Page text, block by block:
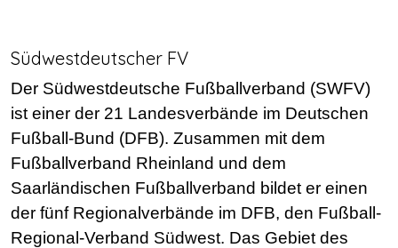
Südwestdeutscher FV
Der Südwestdeutsche Fußballverband (SWFV)
ist einer der 21 Landesverbände im Deutschen
Fußball-Bund (DFB). Zusammen mit dem
Fußballverband Rheinland und dem
Saarländischen Fußballverband bildet er einen
der fünf Regionalverbände im DFB, den Fußball-
Regional-Verband Südwest. Das Gebiet des